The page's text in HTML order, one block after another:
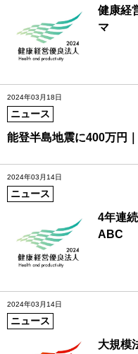
健康経
マ
2024年03月18日
ニュース
能登半島地震に400万円
2024年03月14日
ニュース
4年連
ABC
2024年03月14日
ニュース
大規模